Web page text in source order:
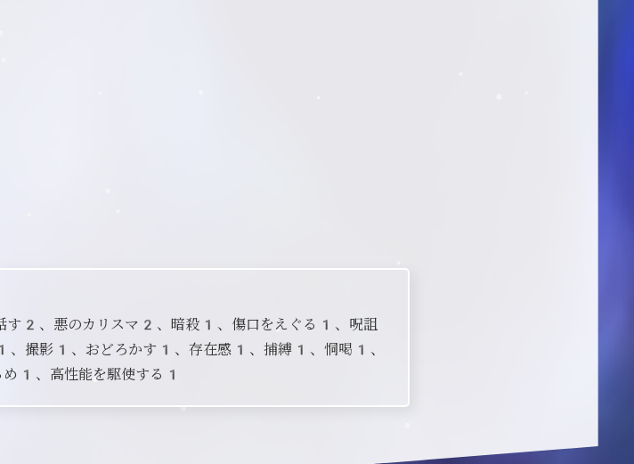
、悪のカリスマ2、暗殺1、傷口をえぐる1、呪詛
撮影1、おどろかす1、存在感1、捕縛1、恫喝1、
1、高性能を駆使する1